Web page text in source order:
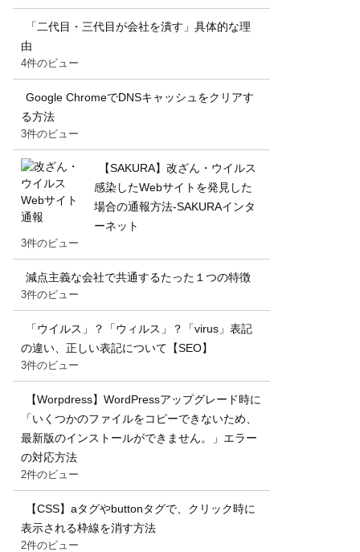
「二代目・三代目が会社を潰す」具体的な理
由
4件のビュー
Google ChromeでDNSキャッシュをクリアす
る方法
3件のビュー
【SAKURA】改ざん・ウイルス
感染したWebサイトを発見した
場合の通報方法-SAKURAインタ
ーネット
3件のビュー
減点主義な会社で共通するたった１つの特徴
3件のビュー
「ウイルス」？「ウィルス」？「virus」表記
の違い、正しい表記について【SEO】
3件のビュー
【Worpdress】WordPressアップグレード時に
「いくつかのファイルをコピーできないため、
最新版のインストールができません。」エラー
の対応方法
2件のビュー
【CSS】aタグやbuttonタグで、クリック時に
表示される枠線を消す方法
2件のビュー